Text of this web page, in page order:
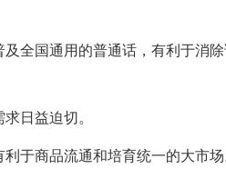
全国通用的普通话，有利于消
日益迫切。
于商品流通和培育统一的大市场